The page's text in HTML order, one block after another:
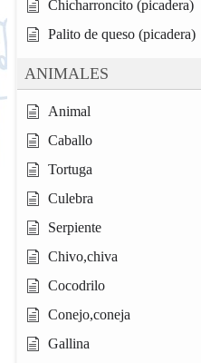
Chicharroncito (picadera)
Palito de queso (picadera)
ANIMALES
Animal
Caballo
Tortuga
Culebra
Serpiente
Chivo,chiva
Cocodrilo
Conejo,coneja
Gallina